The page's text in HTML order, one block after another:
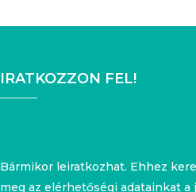
IRATKOZZON FEL!
Bármikor leiratkozhat. Ehhez
meg az elérhetőségi adatainkat a